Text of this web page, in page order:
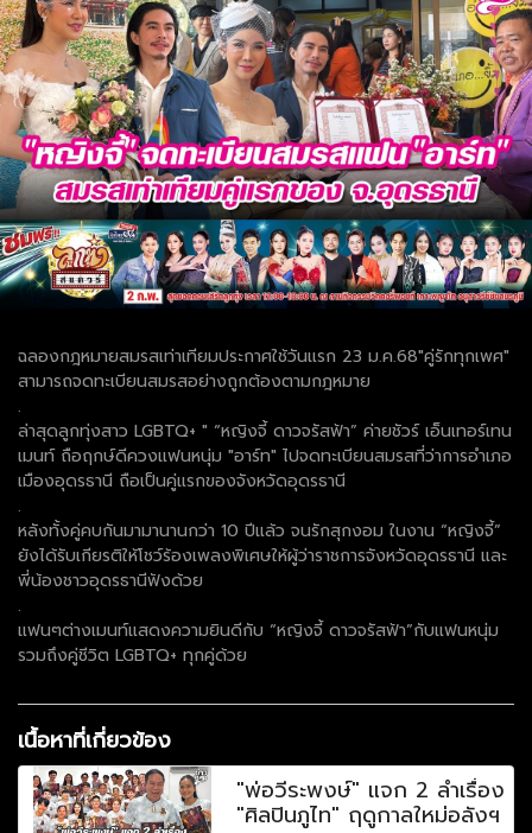
ฉลองกฎหมายสมรสเท่าเทียมประกาศใช้วันแรก 23 ม.ค.68"คู่รักทุกเพศ"
สามารถจดทะเบียนสมรสอย่างถูกต้องตามกฎหมาย
.
ล่าสุดลูกทุ่งสาว LGBTQ+ " “หญิงจี้ ดาวจรัสฟ้า” ค่ายชัวร์ เอ็นเทอร์เทน
เมนท์ ถือฤกษ์ดีควงแฟนหนุ่ม "อาร์ท" ไปจดทะเบียนสมรสที่ว่าการอำเภอ
เมืองอุดรธานี ถือเป็นคู่แรกของจังหวัดอุดรธานี
.
หลังทั้งคู่คบกันมามานานกว่า 10 ปีแล้ว จนรักสุกงอม ในงาน “หญิงจี้”
ยังได้รับเกียรติให้โชว์ร้องเพลงพิเศษให้ผู้ว่าราชการจังหวัดอุดรธานี และ
พี่น้องชาวอุดรธานีฟังด้วย
.
แฟนๆต่างเมนท์แสดงความยินดีกับ “หญิงจี้ ดาวจรัสฟ้า”กับแฟนหนุ่ม
รวมถึงคู่ชีวิต LGBTQ+ ทุกคู่ด้วย
เนื้อหาที่เกี่ยวข้อง
"พ่อวีระพงษ์" แจก 2 ลำเรื่อง
"ศิลปินภูไท" ฤดูกาลใหม่อลังฯ